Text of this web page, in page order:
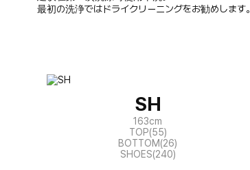
最初の洗浄ではドライクリーニングをお勧めします。
SH
163cm
TOP(55)
BOTTOM(26)
SHOES(240)